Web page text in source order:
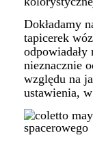
Dokładamy
tapicerek
nieznacznie
względu na
ustawienia,